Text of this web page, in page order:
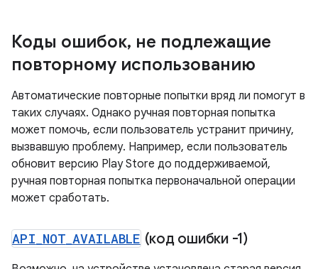
Коды ошибок, не подлежащие
повторному использованию
Автоматические повторные попытки вряд ли помогут в
таких случаях. Однако ручная повторная попытка
может помочь, если пользователь устранит причину,
вызвавшую проблему. Например, если пользователь
обновит версию Play Store до поддерживаемой,
ручная повторная попытка первоначальной операции
может сработать.
API NOT AVAILABLE (код ошибки -1)